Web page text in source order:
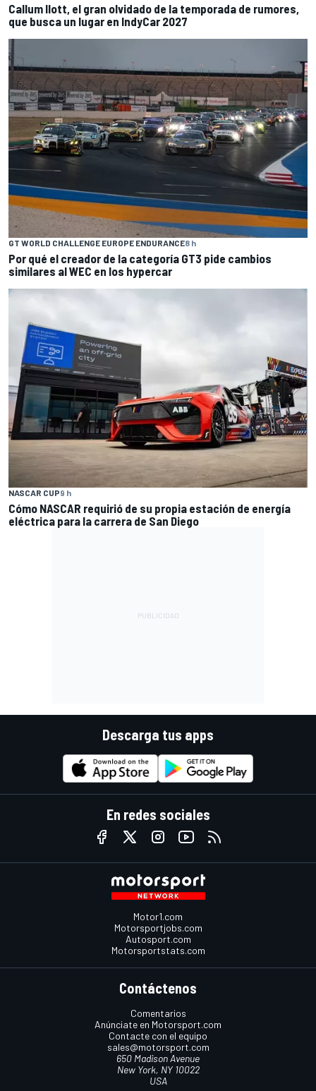
Callum Ilott, el gran olvidado de la temporada de rumores,
que busca un lugar en IndyCar 2027
GT WORLD CHALLENGE EUROPE ENDURANCE8 h
Por qué el creador de la categoría GT3 pide cambios
similares al WEC en los hypercar
NASCAR CUP9 h
Cómo NASCAR requirió de su propia estación de energía
eléctrica para la carrera de San Diego
Descarga tus apps
En redes sociales
Motor1.com
Motorsportjobs.com
Autosport.com
Motorsportstats.com
Contáctenos
Comentarios
Anúnciate en Motorsport.com
Contacte con el equipo
sales@motorsport.com
650 Madison Avenue
New York, NY 10022
USA